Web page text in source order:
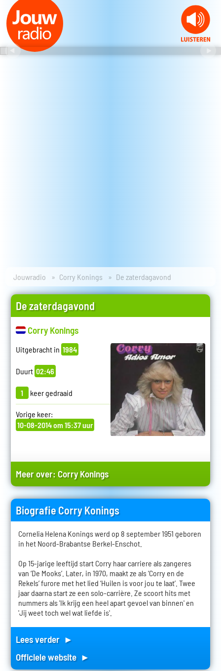
Jouwradio Corry Konings De zaterdagavond
De zaterdagavond
Corry Konings
Uitgebracht in 1984
Duurt 02:46
1 keer gedraaid
Vorige keer:
10-08-2014 om 15:37 uur
Meer over: Corry Konings
Biografie Corry Konings
Cornelia Helena Konings werd op 8 september 1951 geboren
in het Noord-Brabantse Berkel-Enschot.
Op 15-jarige leeftijd start Corry haar carriere als zangeres
van ‘De Mooks’. Later, in 1970, maakt ze als ‘Corry en de
Rekels’ furore met het lied ‘Huilen is voor jou te laat’. Twee
jaar daarna start ze een solo-carrière. Ze scoort hits met
nummers als 'Ik krijg een heel apart gevoel van binnen' en
'Jij weet toch wel wat liefde is'.
Lees verder ►
Officiele website ►